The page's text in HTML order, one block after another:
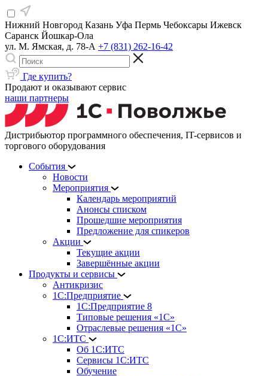
Нижний Новгород Казань Уфа Пермь Чебоксары Ижевск
Саранск Йошкар-Ола
ул. М. Ямская, д. 78-А +7 (831) 262-16-42
Где купить?
Продают и оказывают сервис
наши партнеры
Дистрибьютор программного обеспечения, IT-сервисов и
торгового оборудования
События
Новости
Мероприятия
Календарь мероприятий
Анонсы списком
Прошедшие мероприятия
Предложение для спикеров
Акции
Текущие акции
Завершённые акции
Продукты и сервисы
Антикризис
1С:Предприятие
1С:Предприятие 8
Типовые решения «1С»
Отраслевые решения «1С»
1С:ИТС
Об 1С:ИТС
Сервисы 1С:ИТС
Обучение